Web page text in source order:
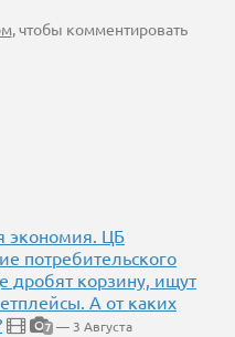
, чтобы комментировать
экономия. ЦБ
потребительского
дробят корзину, ищут
А от каких
7 — 3 Августа